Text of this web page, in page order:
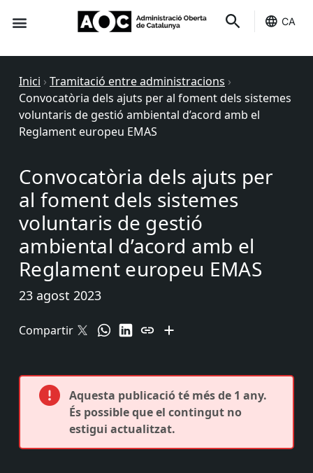
CA
Inici › Tramitació entre administracions ›
Convocatòria dels ajuts per al foment dels sistemes
voluntaris de gestió ambiental d’acord amb el
Reglament europeu EMAS
Convocatòria dels ajuts per
al foment dels sistemes
voluntaris de gestió
ambiental d’acord amb el
Reglament europeu EMAS
23 agost 2023
Compartir
Aquesta publicació té més de 1 any.
És possible que el contingut no
estigui actualitzat.